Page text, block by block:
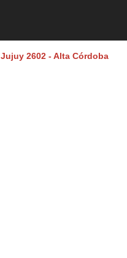
Jujuy 2602 - Alta Córdoba